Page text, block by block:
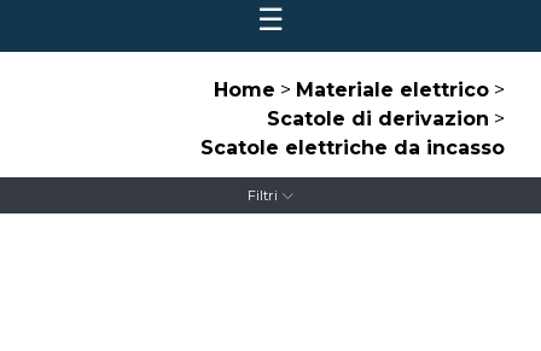
☰
Home > Materiale elettrico >
Scatole di derivazion >
Scatole elettriche da incasso
Filtri